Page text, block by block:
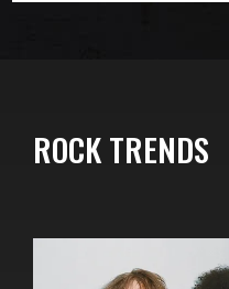
ROCK TRENDS